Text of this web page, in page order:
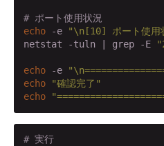
# ポート使用状況
echo -e
"\n[10] ポート使用
netstat -tuln | grep -E
echo -e
echo
"確認完了"
echo
# 実行